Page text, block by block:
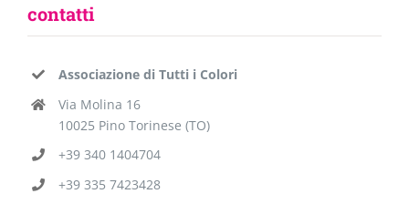
contatti
Associazione di Tutti i Colori
Via Molina 16
10025 Pino Torinese (TO)
+39 340 1404704
+39 335 7423428